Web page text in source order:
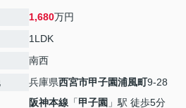
1,680万円
1LDK
南西
兵庫県西宮市甲子園浦風町9-28
阪神本線 「甲子園 」駅 徒歩5分